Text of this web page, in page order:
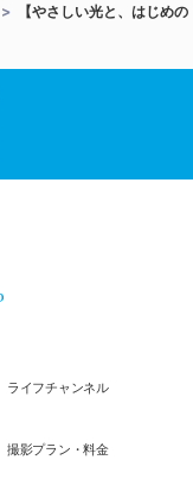
【やさしい光と、はじめの
ライフチャンネル
撮影プラン・料金